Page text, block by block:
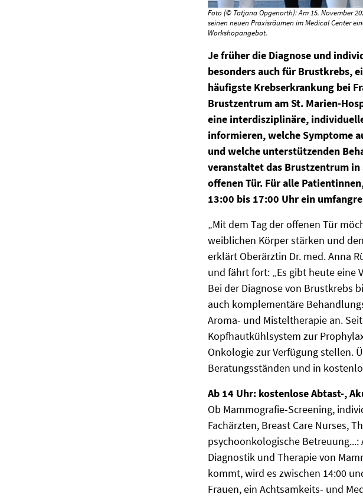
Foto (© Tatjana Opgenorth): Am 15. November
seinen neuen Praxisräumen im Medical Center
Workshopangebot.
Je früher die Diagnose und
besonders auch für Brustkrebs,
häufigste Krebserkrankung bei
Brustzentrum am St. Marien-
eine interdisziplinäre,
informieren, welche Symptome
und welche unterstützenden
veranstaltet das Brustzentrum in
offenen Tür. Für alle
13:00 bis 17:00 Uhr ein
„Mit dem Tag der offenen Tür
weiblichen Körper stärken und
erklärt Oberärztin Dr. med. Anna
und fährt fort: „Es gibt heute eine
Bei der Diagnose von Brustkrebs
auch komplementäre
Aroma- und Misteltherapie an.
Kopfhautkühlsystem zur
Onkologie zur Verfügung stellen.
Beratungsständen und in
Ab 14 Uhr: kostenlose Abtast-,
Ob Mammografie-Screening,
Fachärzten, Breast Care Nurses,
psychoonkologische
Diagnostik und Therapie von
kommt, wird es zwischen 14:00
Frauen, ein Achtsamkeits- und